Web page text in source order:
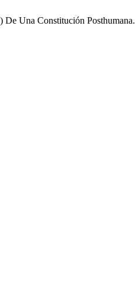
Una Constitución Posthumana.